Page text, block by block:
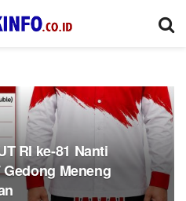
RI ke-81 Nanti
Meneng